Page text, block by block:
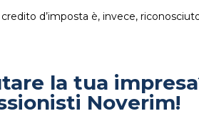
d’imposta è, invece,
la tua
Noverim!